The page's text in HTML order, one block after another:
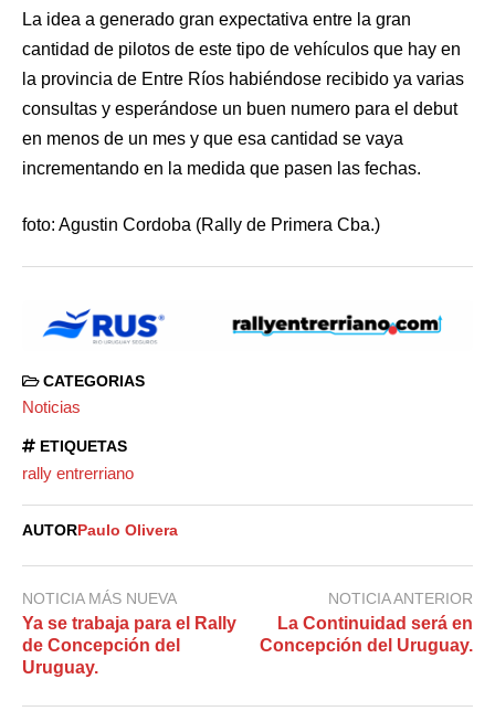
La idea a generado gran expectativa entre la gran
cantidad de pilotos de este tipo de vehículos que hay en
la provincia de Entre Ríos habiéndose recibido ya varias
consultas y esperándose un buen numero para el debut
en menos de un mes y que esa cantidad se vaya
incrementando en la medida que pasen las fechas.
foto: Agustin Cordoba (Rally de Primera Cba.)
CATEGORIAS
Noticias
ETIQUETAS
rally entrerriano
AUTOR Paulo Olivera
NOTICIA MÁS NUEVA
Ya se trabaja para el Rally
de Concepción del
Uruguay.
NOTICIA ANTERIOR
La Continuidad será en
Concepción del Uruguay.